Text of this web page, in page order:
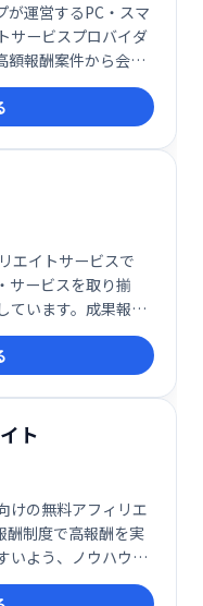
が運営するPC・スマ
サービスプロバイダ
額報酬案件から会員
で、多様なジャンル
配信形式にも対応
グを強力に支援しま
エイトサービスで
サービスを取り揃
ています。成果報酬
ることができ、効率
者から上級者ま
だけます。
ト
けの無料アフィリエ
酬制度で高報酬を実
いよう、ノウハウ提
完備。知識がなくて